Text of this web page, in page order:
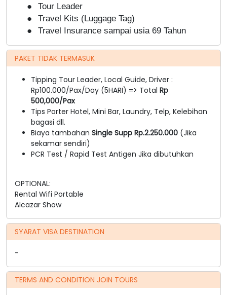
●
Tour Leader
●
Travel Kits (Luggage Tag)
●
Travel Insurance sampai usia 69 Tahun
PAKET TIDAK TERMASUK
Tipping Tour Leader, Local Guide, Driver :
Rp100.000/Pax/Day (5HARI) => Total Rp
500,000/Pax
Tips Porter Hotel, Mini Bar, Laundry, Telp, Kelebihan
bagasi dll.
Biaya tambahan Single Supp Rp.2.250.000 (Jika
sekamar sendiri)
PCR Test / Rapid Test Antigen Jika dibutuhkan
OPTIONAL:
Rental Wifi Portable
Alcazar Show
SYARAT VISA DESTINATION
-
TERMS AND CONDITION JOIN TOURS